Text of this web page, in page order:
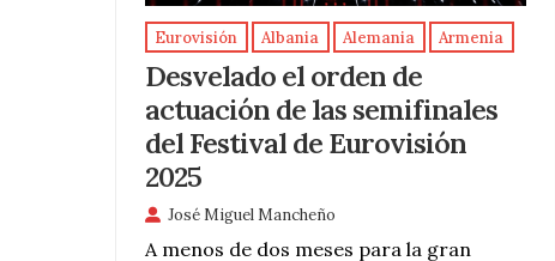
Eurovisión Albania Alemania Armenia
Desvelado el orden de
actuación de las semifinales
del Festival de Eurovisión
2025
José Miguel Mancheño
A menos de dos meses para la gran